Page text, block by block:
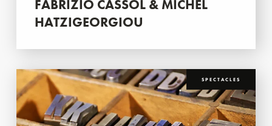
FABRIZIO CASSOL & MICHEL
HATZIGEORGIOU
SPECTACLES